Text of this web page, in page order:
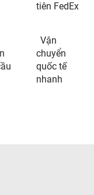
tiên FedEx
Vận
chuyển
quốc tế
nhanh